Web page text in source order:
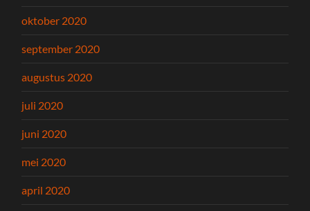
oktober 2020
september 2020
augustus 2020
juli 2020
juni 2020
mei 2020
april 2020